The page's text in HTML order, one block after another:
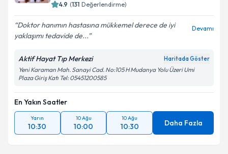
4.9 (131 Değerlendirme)
Doktor hanımın hastasına mükkemel derece de iyi
yaklaşımı tedavide de...
Devamı
Aktif Hayat Tıp Merkezi Haritada Göster
Yeni Karaman Mah. Sanayi Cad. No:105 H Mudanya Yolu Üzeri Umi
Plaza Giriş Katı Tel: 05451200585
En Yakın Saatler
Yarın
10:30
10 Ağu
10:00
10 Ağu
10:30 Daha Fazla